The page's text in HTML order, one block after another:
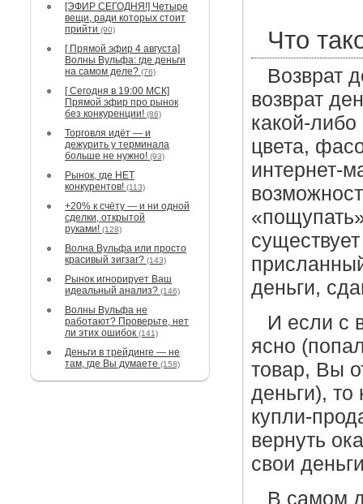
[ЭФИР СЕГОДНЯ!] Четыре
вещи, ради которых стоит
прийти (90)
[ Прямой эфир 4 августа]
Волны Вульфа: где деньги
на самом деле? (76)
[ Сегодня в 19:00 МСК]
Прямой эфир про рынок
без конкуренции! (86)
Торговля идёт — и
дежурить у терминала
больше не нужно! (93)
Рынок, где НЕТ
конкурентов! (113)
+20% к счёту — и ни одной
сделки, открытой
руками! (128)
Волна Вульфа или просто
красивый зигзаг? (143)
Рынок игнорирует Ваш
идеальный анализ? (146)
Волны Вульфа не
работают? Проверьте, нет
ли этих ошибок (141)
Деньги в трейдинге — не
там, где Вы думаете (158)
Что
Возврат
возврат
какой-
цвета,
интернет-
деньги,
И если с
ясно
товар, Вы
деньги), то
купли-
вернуть
свои
В самом